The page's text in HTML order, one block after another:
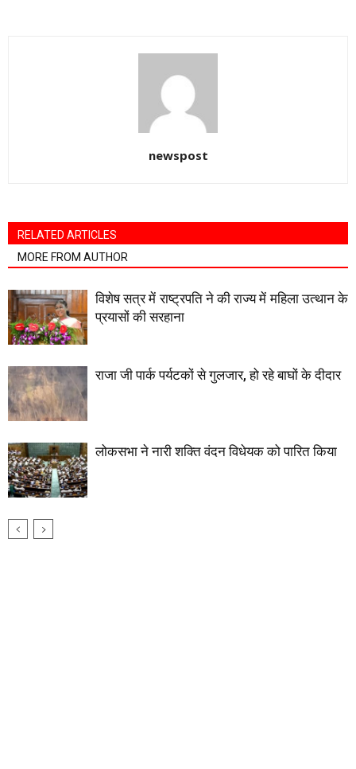
newspost
RELATED ARTICLES
MORE FROM AUTHOR
विशेष सत्र में राष्ट्रपति ने की राज्य में महिला उत्थान के
प्रयासों की सरहाना
राजा जी पार्क पर्यटकों से गुलजार, हो रहे बाघों के दीदार
लोकसभा ने नारी शक्ति वंदन विधेयक को पारित किया